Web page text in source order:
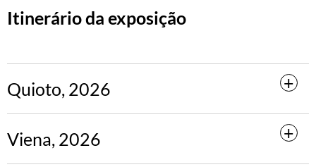
Itinerário da exposição
Quioto, 2026
Viena, 2026